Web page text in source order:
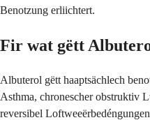
Benotzung erliichtert.
Fir wat gëtt
Albuterol gëtt haaptsächlech
Asthma, chronescher obstruktiv
reversibel